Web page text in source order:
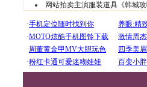
网站拍卖主演服装道具《韩城